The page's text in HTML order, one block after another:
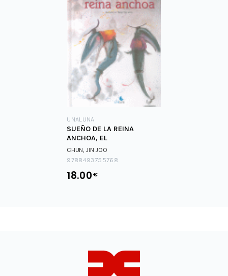
UNALUNA
SUEÑO DE LA REINA
ANCHOA, EL
CHUN, JIN JOO
9788493755768
18.00€